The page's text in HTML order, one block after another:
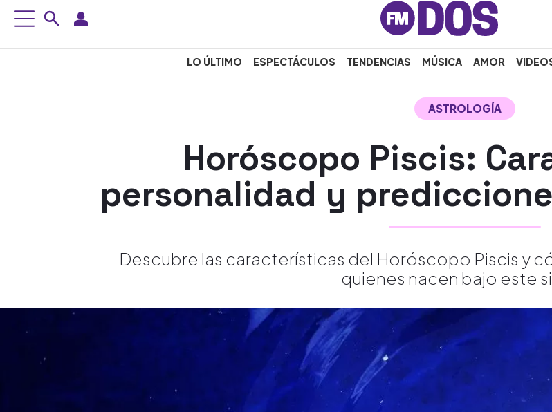
LO ÚLTIMO ESPECTÁCULOS TENDENCIAS MÚSICA AMOR
ASTROLOGÍA
Horóscopo Piscis:
personalidad y
Descubre las características del Horóscopo Piscis y
quienes nacen bajo este